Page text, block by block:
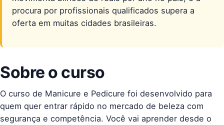
procura por profissionais qualificados supera a
oferta em muitas cidades brasileiras.
Sobre o curso
O curso de Manicure e Pedicure foi desenvolvido para
quem quer entrar rápido no mercado de beleza com
segurança e competência. Você vai aprender desde o